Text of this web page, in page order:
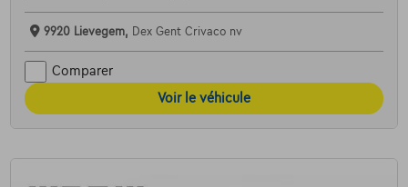
9920 Lievegem, Dex Gent Crivaco nv
Comparer
Voir le véhicule